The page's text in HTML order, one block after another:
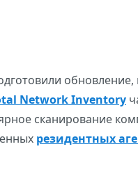
Network Inventory
сканирование
резидентных